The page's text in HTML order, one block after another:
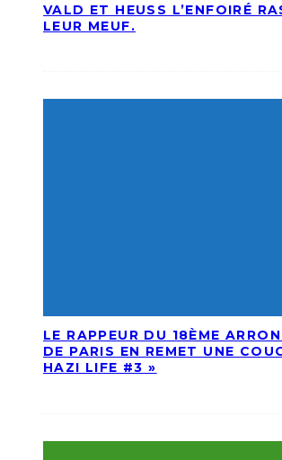
VALD ET HEUSS L’ENFOIRÉ
LEUR MEUF.
LE RAPPEUR DU 18ÈME
DE PARIS EN REMET UNE
HAZI LIFE #3 »